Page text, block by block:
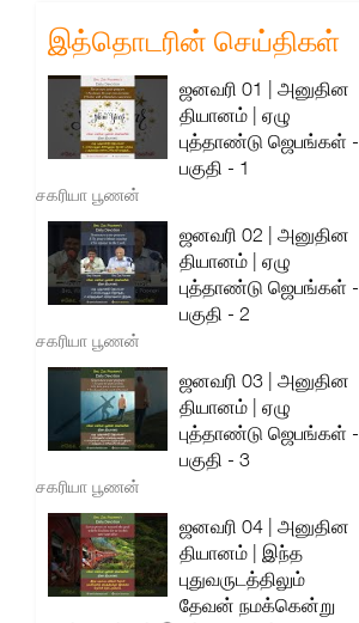
இத்தொடரின் செய்திகள்
ஜனவரி 01 | அனுதின
தியானம் | ஏழு
புத்தாண்டு ஜெபங்கள் -
பகுதி - 1
சகரியா பூணன்
ஜனவரி 02 | அனுதின
தியானம் | ஏழு
புத்தாண்டு ஜெபங்கள் -
பகுதி - 2
சகரியா பூணன்
ஜனவரி 03 | அனுதின
தியானம் | ஏழு
புத்தாண்டு ஜெபங்கள் -
பகுதி - 3
சகரியா பூணன்
ஜனவரி 04 | அனுதின
தியானம் | இந்த
புதுவருடத்திலும்
தேவன் நமக்கென்று